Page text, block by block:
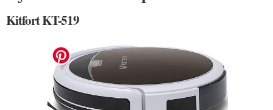
Kitfort KT-519